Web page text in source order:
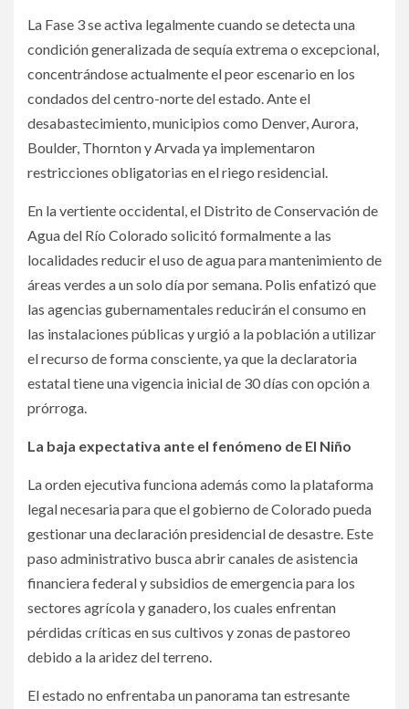
La Fase 3 se activa legalmente cuando se detecta una
condición generalizada de sequía extrema o excepcional,
concentrándose actualmente el peor escenario en los
condados del centro-norte del estado. Ante el
desabastecimiento, municipios como Denver, Aurora,
Boulder, Thornton y Arvada ya implementaron
restricciones obligatorias en el riego residencial.
En la vertiente occidental, el Distrito de Conservación de
Agua del Río Colorado solicitó formalmente a las
localidades reducir el uso de agua para mantenimiento de
áreas verdes a un solo día por semana. Polis enfatizó que
las agencias gubernamentales reducirán el consumo en
las instalaciones públicas y urgió a la población a utilizar
el recurso de forma consciente, ya que la declaratoria
estatal tiene una vigencia inicial de 30 días con opción a
prórroga.
La baja expectativa ante el fenómeno de El Niño
La orden ejecutiva funciona además como la plataforma
legal necesaria para que el gobierno de Colorado pueda
gestionar una declaración presidencial de desastre. Este
paso administrativo busca abrir canales de asistencia
financiera federal y subsidios de emergencia para los
sectores agrícola y ganadero, los cuales enfrentan
pérdidas críticas en sus cultivos y zonas de pastoreo
debido a la aridez del terreno.
El estado no enfrentaba un panorama tan estresante